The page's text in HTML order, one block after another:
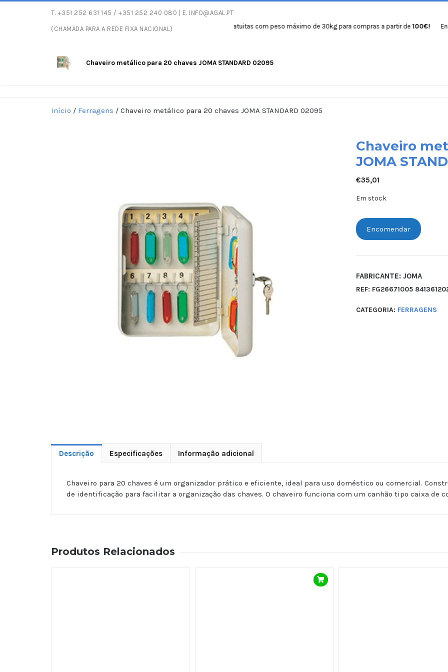
T. +351 252 631 145 / +351 252 240 080 | E. INFO@AGAL.PT
(CHAMADA PARA A REDE FIXA NACIONAL) Entregas gratuitas com peso máximo de 30kg para compras a partir de100€! Entregas
Início / Ferragens / Chaveiro metálico para 20 chaves JOMA STANDARD 02095
Chaveiro
JOMA
€35,01
Em stock
Encomendar
FABRICANTE: JOMA
REF: FG26671005
CATEGORIA: FERRAGENS
Descrição Especificações Informação adicional
Chaveiro para 20 chaves é um organizador prático e eficiente, ideal para uso doméstico ou comercial.
de identificação para facilitar a organização das chaves. O chaveiro funciona com um canhão tipo caixa de
Produtos Relacionados
Chaveiro metálico para 20 chaves JOMA STANDARD 02095